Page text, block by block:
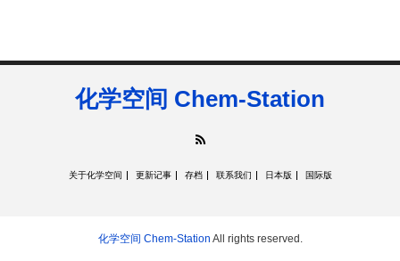
化学空间 Chem-Station
关于化学空间 更新记事 存档 联系我们 日本版 国际版
化学空间 Chem-Station All rights reserved.